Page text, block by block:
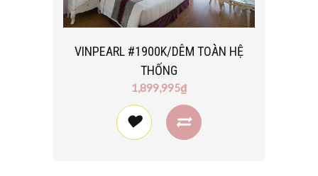
VINPEARL #1900K/DÊM TOÀN HỆ
THỐNG
1,899,995₫